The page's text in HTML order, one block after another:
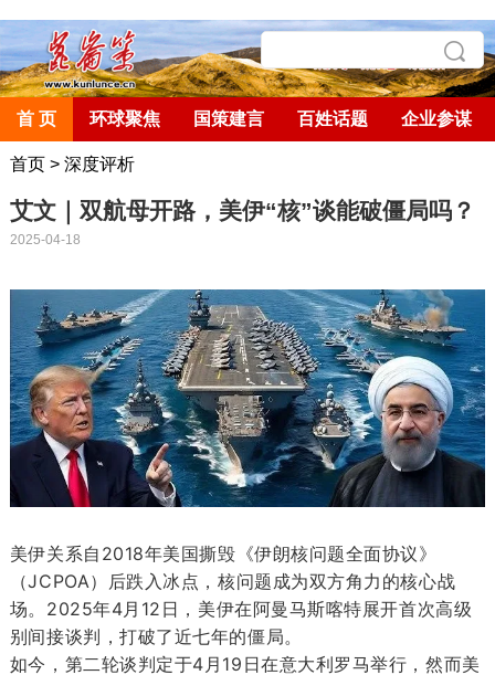
首 页 环球聚焦 国策建言 百姓话题 企业参谋
首页> 深度评析
艾文｜双航母开路，美伊“核”谈能破僵局吗？
2025-04-18
美伊关系自2018年美国撕毁《伊朗核问题全面协议》
（JCPOA）后跌入冰点，核问题成为双方角力的核心战
场。2025年4月12日，美伊在阿曼马斯喀特展开首次高级
别间接谈判，打破了近七年的僵局。
如今，第二轮谈判定于4月19日在意大利罗马举行，然而美